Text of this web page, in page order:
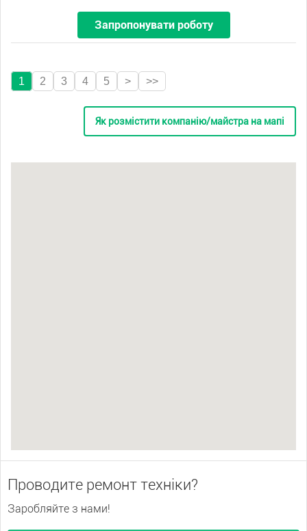
Запропонувати роботу
1 2 3 4 5 > >>
Як розмістити компанію/майстра на мапі
Проводите ремонт техніки?
Заробляйте з нами!